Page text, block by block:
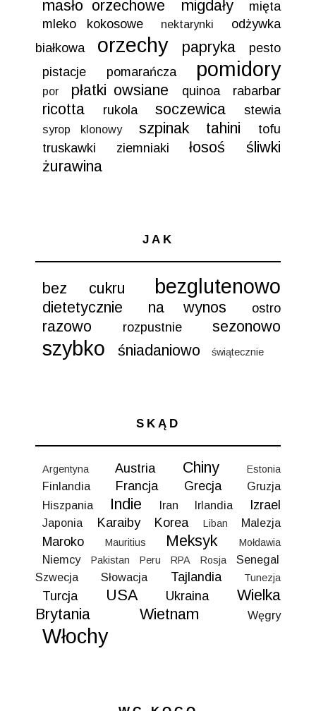
masło orzechowe
migdały
mięta
mleko kokosowe
nektarynki
odżywka
białkowa
orzechy papryka
pesto
pistacje
pomarańcza pomidory
por płatki owsiane quinoa rabarbar
ricotta rukola soczewica stewia
syrop klonowy szpinak tahini
tofu
truskawki
ziemniaki łosoś
śliwki
żurawina
JAK
bez cukru bezglutenowo
dietetycznie na wynos ostro
razowo rozpustnie sezonowo
szybko śniadaniowo świątecznie
SKĄD
Argentyna Austria Chiny Estonia
Finlandia Francja Grecja
Gruzja
Hiszpania
Indie Iran Irlandia Izrael
Japonia Karaiby Korea Liban Malezja
Maroko Mauritius Meksyk Mołdawia
Niemcy Pakistan Peru RPA Rosja
Senegal
Szwecja
Słowacja Tajlandia Tunezja
Turcja USA Ukraina
Wielka
Brytania
Wietnam Węgry
Włochy